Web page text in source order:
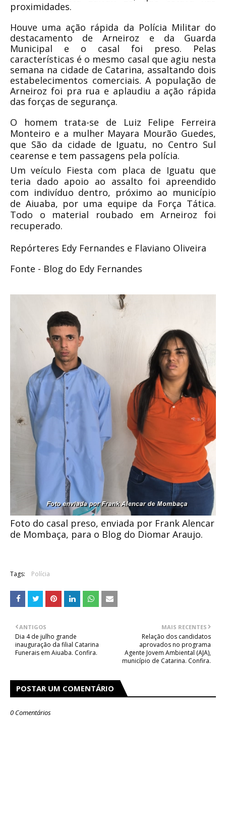
proximidades.
Houve uma ação rápida da Polícia Militar do
destacamento de Arneiroz e da Guarda
Municipal e o casal foi preso. Pelas
características é o mesmo casal que agiu nesta
semana na cidade de Catarina, assaltando dois
estabelecimentos comerciais. A população de
Arneiroz foi pra rua e aplaudiu a ação rápida
das forças de segurança.
O homem trata-se de Luiz Felipe Ferreira
Monteiro e a mulher Mayara Mourão Guedes,
que São da cidade de Iguatu, no Centro Sul
cearense e tem passagens pela polícia.
Um veículo Fiesta com placa de Iguatu que
teria dado apoio ao assalto foi apreendido
com indivíduo dentro, próximo ao município
de Aiuaba, por uma equipe da Força Tática.
Todo o material roubado em Arneiroz foi
recuperado.
Repórteres Edy Fernandes e Flaviano Oliveira
Fonte - Blog do Edy Fernandes
Foto do casal preso, enviada por Frank Alencar
de Mombaça, para o Blog do Diomar Araujo.
Tags: Polícia
MAIS RECENTES
Relação dos candidatos
aprovados no programa
Agente Jovem Ambiental (AJA),
município de Catarina. Confira.
ANTIGOS
Dia 4 de julho grande
inauguração da filial Catarina
Funerais em Aiuaba. Confira.
POSTAR UM COMENTÁRIO
0 Comentários